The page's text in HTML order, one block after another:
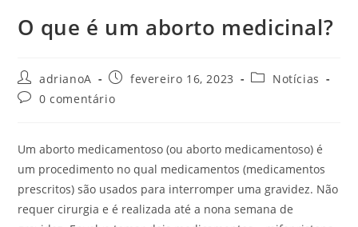
O que é um aborto medicinal?
Autor
do
post:
adrianoA
Postfevereiro 16, 2023
Categoria
Notícias
Comentários
0 comentário
Um aborto medicamentoso (ou aborto medicamentoso) é
um procedimento no qual medicamentos (medicamentos
prescritos) são usados ​​para interromper uma gravidez. Não
requer cirurgia e é realizada até a nona semana de